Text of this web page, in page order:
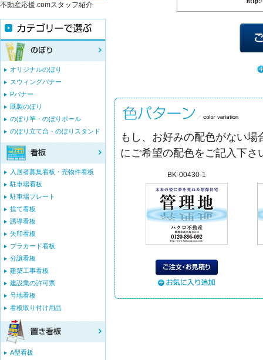
もし、お好みの配色がない
にご希望の配色をご記入下さ
BK-00430-1
不動産応援.comスタッフ紹介
オリジナルのぼり
スウィングバナー
Pバナー
既製のぼり
のぼり竿・のぼりポール
のぼり立て台・のぼりスタンド
入居者募集看板・売物件看板
駐車場看板
駐車場プレート
捨て看板
誘導看板
矢印看板
プラカード看板
分譲看板
建築工事看板
建設業の許可票
号地看板
看板取り付け用品
A型看板